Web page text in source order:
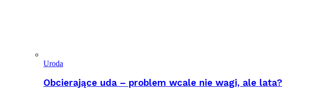
Uroda
Obcierające uda – problem wcale nie wagi, ale lata?